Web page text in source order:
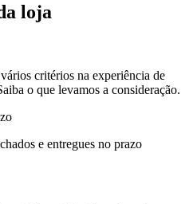
loja
critérios na experiência de
o que levamos a consideração.
e entregues no prazo